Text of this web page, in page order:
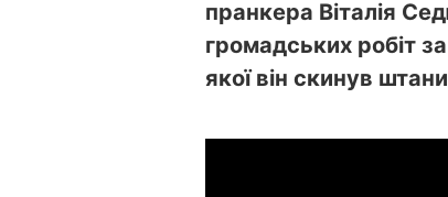
пранкера Віталія
громадських робіт
якої він скинув